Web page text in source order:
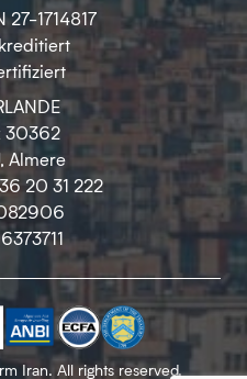
27-1714817
30362
Almere
20 31 222
Iran. All rights reserved.